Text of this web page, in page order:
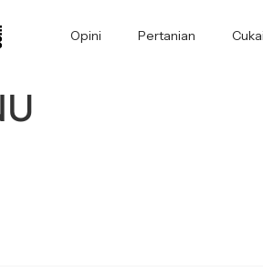
Opini Pertanian Cukai